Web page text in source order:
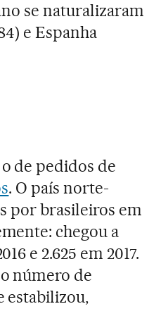
se naturalizaram
e Espanha
de pedidos de
. O país norte-
por brasileiros em
chegou a
e 2.625 em 2017.
número de
estabilizou,